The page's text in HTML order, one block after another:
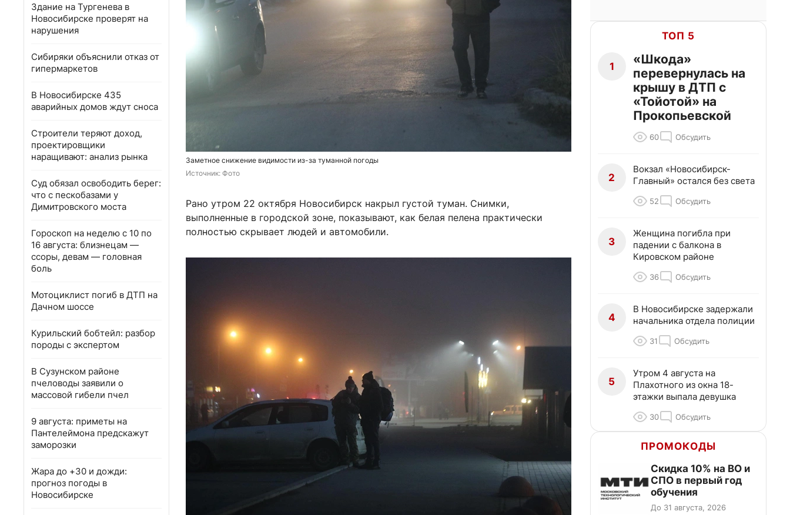
Здание на Тургенева в
Новосибирске проверят на
нарушения
Сибиряки объяснили отказ от
гипермаркетов
В Новосибирске 435
аварийных домов ждут сноса
Строители теряют доход,
проектировщики
наращивают: анализ рынка
Суд обязал освободить берег:
что с пескобазами у
Димитровского моста
Гороскоп на неделю с 10 по
16 августа: близнецам —
ссоры, девам — головная
боль
Мотоциклист погиб в ДТП на
Дачном шоссе
Курильский бобтейл: разбор
породы с экспертом
В Сузунском районе
пчеловоды заявили о
массовой гибели пчел
9 августа: приметы на
Пантелеймона предскажут
заморозки
Жара до +30 и дожди:
прогноз погоды в
Новосибирске
Заметное снижение видимости из-за туманной погоды
Источник: Фото
Рано утром 22 октября Новосибирск накрыл густой туман. Снимки,
выполненные в городской зоне, показывают, как белая пелена практически
полностью скрывает людей и автомобили.
ТОП 5
1
«Шкода»
перевернулась на
крышу в ДТП с
«Тойотой» на
Прокопьевской
60 Обсудить
2
Вокзал «Новосибирск-
Главный» остался без света
52 Обсудить
3
Женщина погибла при
падении с балкона в
Кировском районе
36 Обсудить
4
В Новосибирске задержали
начальника отдела полиции
31 Обсудить
5
Утром 4 августа на
Плахотного из окна 18-
этажки выпала девушка
30 Обсудить
ПРОМОКОДЫ
Скидка 10% на ВО и
СПО в первый год
обучения
До 31 августа, 2026